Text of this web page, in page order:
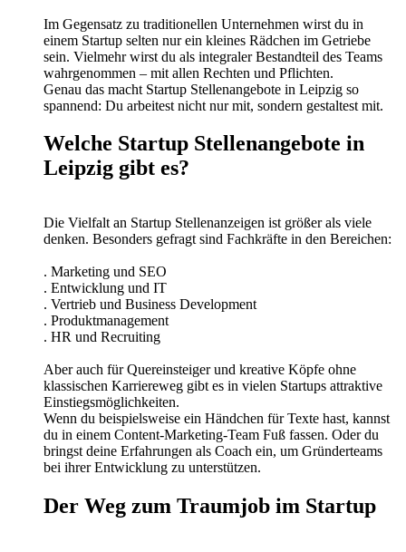
Im Gegensatz zu traditionellen Unternehmen wirst du in
einem Startup selten nur ein kleines Rädchen im Getriebe
sein. Vielmehr wirst du als integraler Bestandteil des Teams
wahrgenommen – mit allen Rechten und Pflichten.
Genau das macht Startup Stellenangebote in Leipzig so
spannend: Du arbeitest nicht nur mit, sondern gestaltest mit.
Welche Startup Stellenangebote in
Leipzig gibt es?
Die Vielfalt an Startup Stellenanzeigen ist größer als viele
denken. Besonders gefragt sind Fachkräfte in den Bereichen:
. Marketing und SEO
. Entwicklung und IT
. Vertrieb und Business Development
. Produktmanagement
. HR und Recruiting
Aber auch für Quereinsteiger und kreative Köpfe ohne
klassischen Karriereweg gibt es in vielen Startups attraktive
Einstiegsmöglichkeiten.
Wenn du beispielsweise ein Händchen für Texte hast, kannst
du in einem Content-Marketing-Team Fuß fassen. Oder du
bringst deine Erfahrungen als Coach ein, um Gründerteams
bei ihrer Entwicklung zu unterstützen.
Der Weg zum Traumjob im Startup